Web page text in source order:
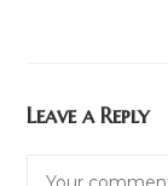
Leave a Reply